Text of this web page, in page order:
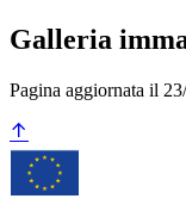
Galleria
Pagina aggiornata il